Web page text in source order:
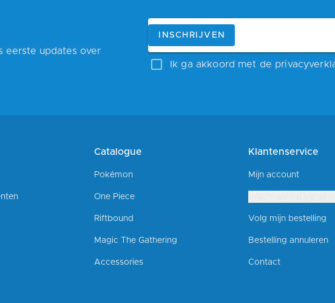
eerste updates over
Blijf op de hoogte
E-mailadres
INSCHRIJVEN
Ik ga akkoord met de
Catalogue
Pokémon
One Piece
Riftbound
Magic The Gathering
Accessories
Klantenservice
Mijn account
Volg mijn bestelling
Bestelling annuleren
Contact